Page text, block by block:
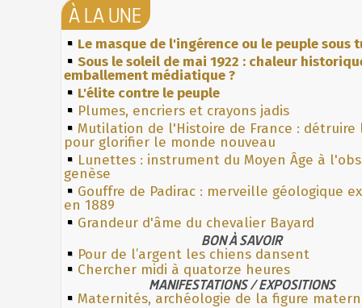
À LA UNE
Le masque de l'ingérence ou le peuple sous
Sous le soleil de mai 1922 : chaleur
emballement médiatique ?
L'élite contre le peuple
Plumes, encriers et crayons jadis
Mutilation de l'Histoire de France : détruire
pour glorifier le monde nouveau
Lunettes : instrument du Moyen Âge à
genèse
Gouffre de Padirac : merveille géologique
en 1889
Grandeur d'âme du chevalier Bayard
BON À SAVOIR
Pour de l’argent les chiens dansent
Chercher midi à quatorze heures
MANIFESTATIONS / EXPOSITIONS
Maternités, archéologie de la figure